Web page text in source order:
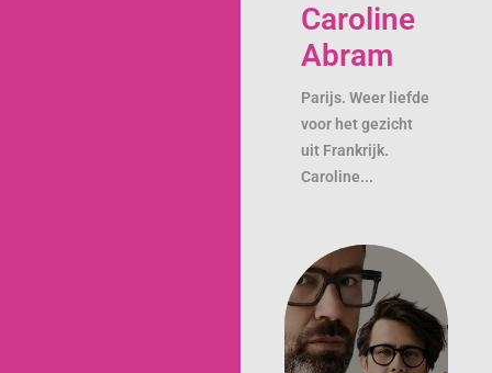
Caroline
Abram
Parijs. Weer liefde
voor het gezicht
uit Frankrijk.
Caroline...